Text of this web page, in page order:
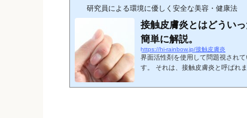
研究員による環境に優しく安全な美容・健康法
接触皮膚炎とはどうい
簡単に解説。
https://hi-rainbow.jp/接触皮膚炎
界面活性剤を使用して問題視され
す。 それは、接触皮膚炎と呼ばれ
は、「刺激性」になり、刺激性接